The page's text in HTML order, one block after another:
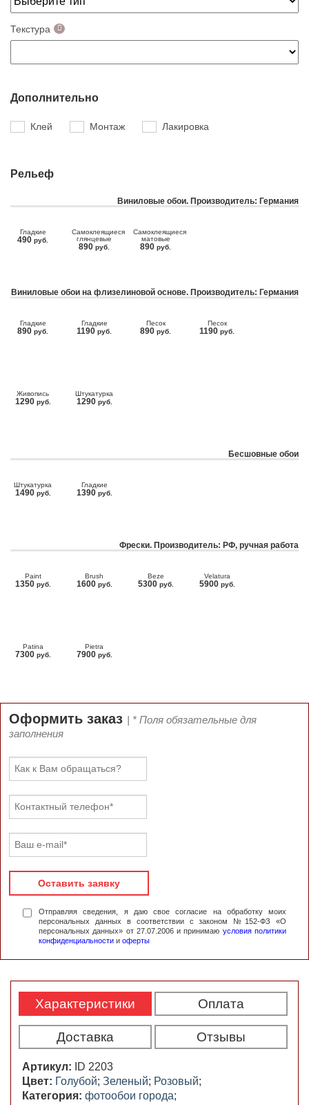
Текстура
Дополнительно
Клей Монтаж Лакировка
Рельеф
Виниловые обои. Производитель: Германия
Гладкие
490 руб.
Самоклеящиеся
глянцевые
890 руб.
Самоклеящиеся
матовые
890 руб.
Виниловые обои на флизелиновой основе. Производитель: Германия
Гладкие
890 руб.
Гладкие
1190 руб.
Песок
890 руб.
Песок
1190 руб.
Живопись
1290 руб.
Штукатурка
1290 руб.
Бесшовные обои
Штукатурка
1490 руб.
Гладкие
1390 руб.
Фрески. Производитель: РФ, ручная работа
Paint
1350 руб.
Brush
1600 руб.
Beze
5300 руб.
Velatura
5900 руб.
Patina
7300 руб.
Pietra
7900 руб.
Оформить заказ | * Поля обязательные для
заполнения
Оставить заявку
Отправляя сведения, я даю свое согласие на обработку моих
персональных данных в соответствии с законом №152-ФЗ «О
персональных данных» от 27.07.2006 и принимаю условия политики
конфиденциальности и оферты
Характеристики Оплата
Доставка Отзывы
Артикул:
ID 2203
Цвет: Голубой; Зеленый; Розовый;
Категория: фотообои города;